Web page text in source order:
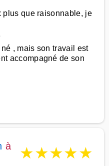
plus que raisonnable, je
, mais son travail est
accompagné de son
à
★★★★★